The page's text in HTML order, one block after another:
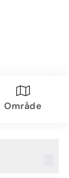
Område